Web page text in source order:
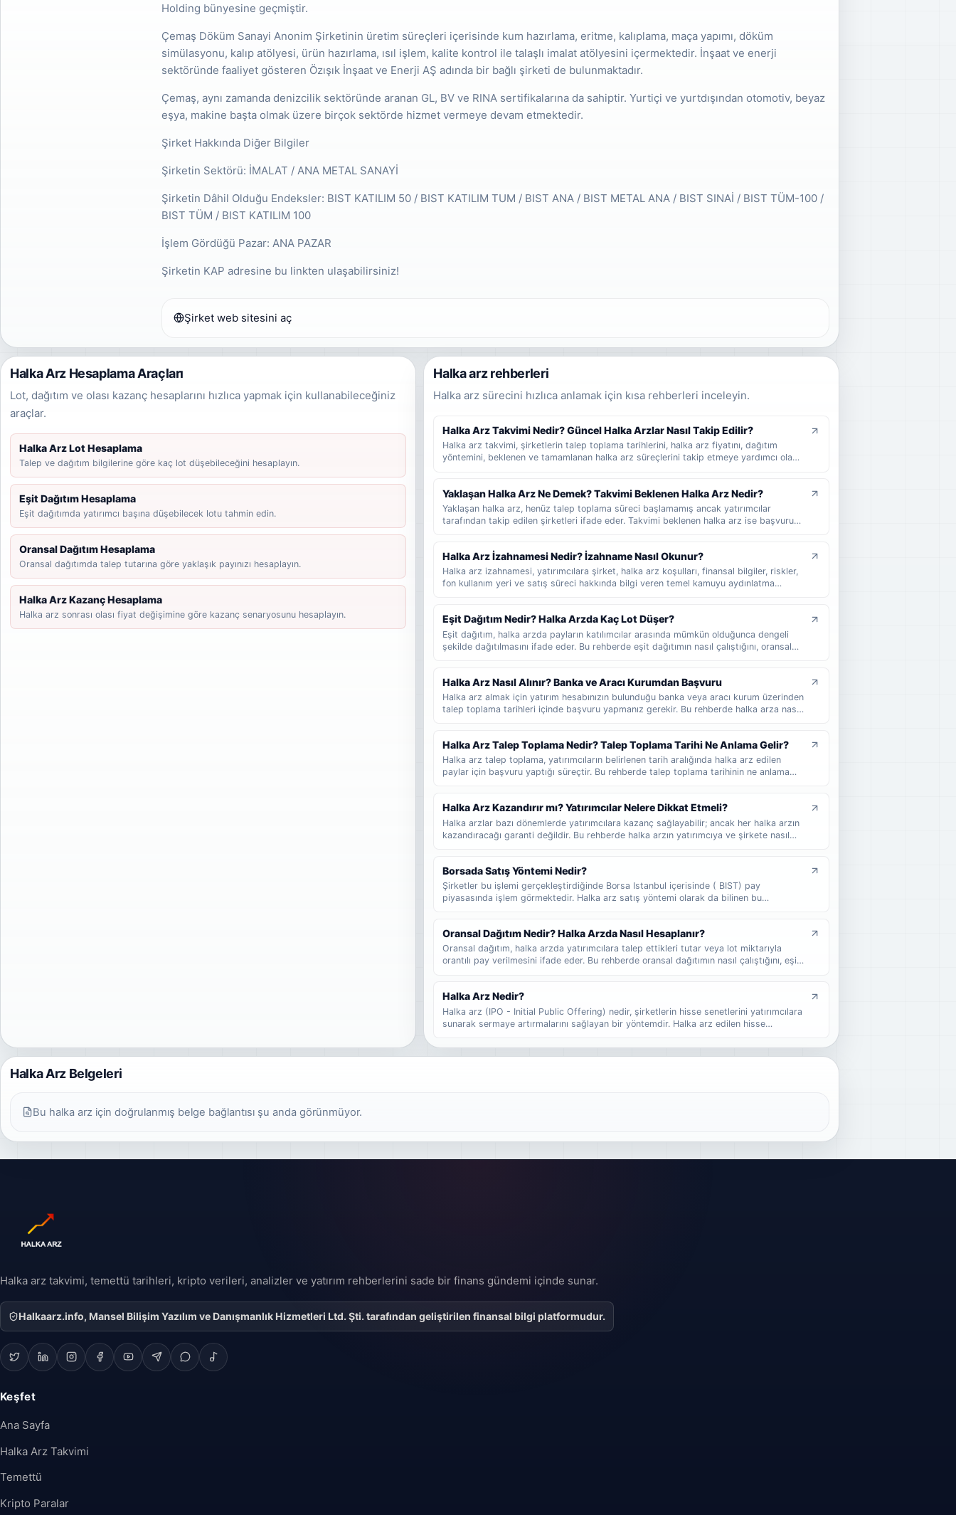
Holding bünyesine geçmiştir.
Çemaş Döküm Sanayi Anonim Şirketinin üretim süreçleri içerisinde kum hazırlama, eritme, kalıplama, maça yapımı, döküm
simülasyonu, kalıp atölyesi, ürün hazırlama, ısıl işlem, kalite kontrol ile talaşlı imalat atölyesini içermektedir. İnşaat ve enerji
sektöründe faaliyet gösteren Özışık İnşaat ve Enerji AŞ adında bir bağlı şirketi de bulunmaktadır.
Çemaş, aynı zamanda denizcilik sektöründe aranan GL, BV ve RINA sertifikalarına da sahiptir. Yurtiçi ve yurtdışından otomotiv, beyaz
eşya, makine başta olmak üzere birçok sektörde hizmet vermeye devam etmektedir.
Şirket Hakkında Diğer Bilgiler
Şirketin Sektörü: İMALAT / ANA METAL SANAYİ
Şirketin Dâhil Olduğu Endeksler: BIST KATILIM 50 / BIST KATILIM TUM / BIST ANA / BIST METAL ANA / BIST SINAİ / BIST TÜM-100 /
BIST TÜM / BIST KATILIM 100
İşlem Gördüğü Pazar: ANA PAZAR
Şirketin KAP adresine bu linkten ulaşabilirsiniz!
Şirket web sitesini aç
Halka Arz Hesaplama Araçları
Lot, dağıtım ve olası kazanç hesaplarını hızlıca yapmak için kullanabileceğiniz
araçlar.
Halka Arz Lot Hesaplama
Talep ve dağıtım bilgilerine göre kaç lot düşebileceğini hesaplayın.
Eşit Dağıtım Hesaplama
Eşit dağıtımda yatırımcı başına düşebilecek lotu tahmin edin.
Oransal Dağıtım Hesaplama
Oransal dağıtımda talep tutarına göre yaklaşık payınızı hesaplayın.
Halka Arz Kazanç Hesaplama
Halka arz sonrası olası fiyat değişimine göre kazanç senaryosunu hesaplayın.
Halka arz rehberleri
Halka arz sürecini hızlıca anlamak için kısa rehberleri inceleyin.
Halka Arz Takvimi Nedir? Güncel Halka Arzlar Nasıl Takip Edilir?
Halka arz takvimi, şirketlerin talep toplama tarihlerini, halka arz fiyatını, dağıtım
yöntemini, beklenen ve tamamlanan halka arz süreçlerini takip etmeye yardımcı olan
bakmalıdır sade şekilde anlatılır.
Yaklaşan Halka Arz Ne Demek? Takvimi Beklenen Halka Arz Nedir?
Yaklaşan halka arz, henüz talep toplama süreci başlamamış ancak yatırımcılar
tarafından takip edilen şirketleri ifade eder. Takvimi beklenen halka arz ise başvuru
arz ve talep toplama aşaması arasındaki farklar sade şekilde anlatılır.
Halka Arz İzahnamesi Nedir? İzahname Nasıl Okunur?
Halka arz izahnamesi, yatırımcılara şirket, halka arz koşulları, finansal bilgiler, riskler,
fon kullanım yeri ve satış süreci hakkında bilgi veren temel kamuyu aydınlatma
değerlendirebileceğini sade şekilde bulabilirsiniz.
Eşit Dağıtım Nedir? Halka Arzda Kaç Lot Düşer?
Eşit dağıtım, halka arzda payların katılımcılar arasında mümkün olduğunca dengeli
şekilde dağıtılmasını ifade eder. Bu rehberde eşit dağıtımın nasıl çalıştığını, oransal
Halka Arz Nasıl Alınır? Banka ve Aracı Kurumdan Başvuru
Halka arz almak için yatırım hesabınızın bulunduğu banka veya aracı kurum üzerinden
talep toplama tarihleri içinde başvuru yapmanız gerekir. Bu rehberde halka arza nasıl
gerektiğini adım adım bulabilirsiniz.
Halka Arz Talep Toplama Nedir? Talep Toplama Tarihi Ne Anlama Gelir?
Halka arz talep toplama, yatırımcıların belirlenen tarih aralığında halka arz edilen
paylar için başvuru yaptığı süreçtir. Bu rehberde talep toplama tarihinin ne anlama
Halka Arz Kazandırır mı? Yatırımcılar Nelere Dikkat Etmeli?
Halka arzlar bazı dönemlerde yatırımcılara kazanç sağlayabilir; ancak her halka arzın
kazandıracağı garanti değildir. Bu rehberde halka arzın yatırımcıya ve şirkete nasıl
nelere dikkat etmesi gerektiğini sade şekilde bulabilirsiniz.
Borsada Satış Yöntemi Nedir?
Şirketler bu işlemi gerçekleştirdiğinde Borsa Istanbul içerisinde ( BIST) pay
piyasasında işlem görmektedir. Halka arz satış yöntemi olarak da bilinen bu
borsada kote edilir.
Oransal Dağıtım Nedir? Halka Arzda Nasıl Hesaplanır?
Oransal dağıtım, halka arzda yatırımcılara talep ettikleri tutar veya lot miktarıyla
orantılı pay verilmesini ifade eder. Bu rehberde oransal dağıtımın nasıl çalıştığını, eşit
Halka Arz Nedir?
Halka arz (IPO - Initial Public Offering) nedir, şirketlerin hisse senetlerini yatırımcılara
sunarak sermaye artırmalarını sağlayan bir yöntemdir. Halka arz edilen hisse
alarak şirkete ortak olurlar. Halka arz, özel bir şirketin halka açık bir şirket statüsüne
geçişini ifade eder ve şirketin büyüme stratejisinin önemli bir parçası olabilir.
Halka Arz Belgeleri
Bu halka arz için doğrulanmış belge bağlantısı şu anda görünmüyor.
Halka arz takvimi, temettü tarihleri, kripto verileri, analizler ve yatırım rehberlerini sade bir finans gündemi içinde sunar.
Halkaarz.info, Mansel Bilişim Yazılım ve Danışmanlık Hizmetleri Ltd. Şti. tarafından geliştirilen finansal bilgi platformudur.
Keşfet
Ana Sayfa
Halka Arz Takvimi
Temettü
Kripto Paralar